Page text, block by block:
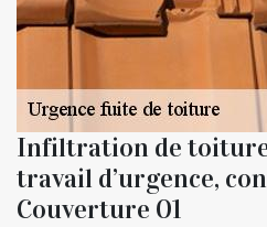
Infiltration de
travail d’urgence,
Couverture 01